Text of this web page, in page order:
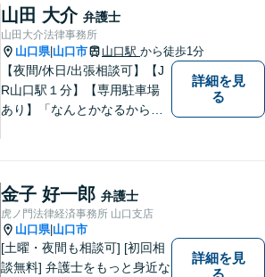
無料】お気軽にご相談くださ
い。
山田 大介 弁護士
山田大介法律事務所
山口県| 山口市 山口駅 から徒歩1分
【夜間/休日/出張相談可】【J
R山口駅１分】【専用駐車場
あり】「なんとかなるから大
方はお気軽にご相談くださ
い。
詳細を見
る
金子 好一郎 弁護士
虎ノ門法律経済事務所 山口支店
山口県| 山口市
[土曜・夜間も相談可] [初回相
談無料] 弁護士をもっと身近な
詳細を見
る